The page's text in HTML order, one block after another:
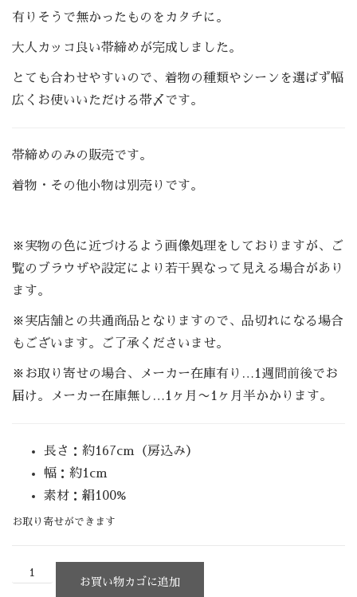
有りそうで無かったものをカタチに。
大人カッコ良い帯締めが完成しました。
とても合わせやすいので、着物の種類やシーンを選ばず幅
広くお使いいただける帯〆です。
帯締めのみの販売です。
着物・その他小物は別売りです。
※実物の色に近づけるよう画像処理をしておりますが、ご
覧のブラウザや設定により若干異なって見える場合があり
ます。
※実店舗との共通商品となりますので、品切れになる場合
もございます。ご了承くださいませ。
※お取り寄せの場合、メーカー在庫有り…1週間前後でお
届け。メーカー在庫無し…1ヶ月〜1ヶ月半かかります。
長さ：約167cm（房込み）
幅：約1cm
素材：絹100%
お取り寄せができます
お買い物カゴに追加